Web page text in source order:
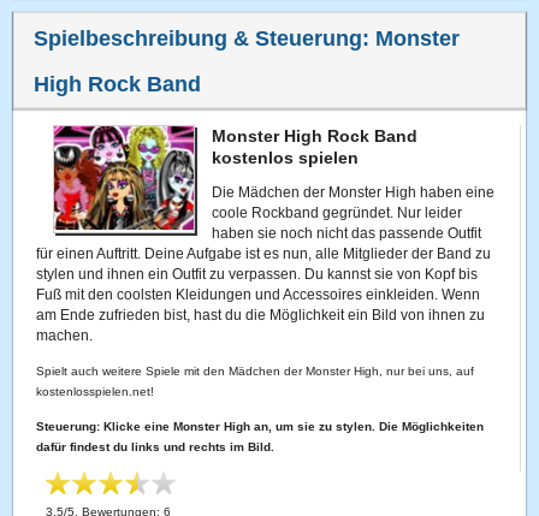
Spielbeschreibung & Steuerung: Monster
High Rock Band
Monster High Rock Band
kostenlos spielen
Die Mädchen der Monster High haben eine
coole Rockband gegründet. Nur leider
haben sie noch nicht das passende Outfit
für einen Auftritt. Deine Aufgabe ist es nun, alle Mitglieder der Band zu
stylen und ihnen ein Outfit zu verpassen. Du kannst sie von Kopf bis
Fuß mit den coolsten Kleidungen und Accessoires einkleiden. Wenn
am Ende zufrieden bist, hast du die Möglichkeit ein Bild von ihnen zu
machen.
Spielt auch weitere Spiele mit den Mädchen der Monster High, nur bei uns, auf
kostenlosspielen.net!
Steuerung: Klicke eine Monster High an, um sie zu stylen. Die Möglichkeiten
dafür findest du links und rechts im Bild.
3.5/5 , Bewertungen:6